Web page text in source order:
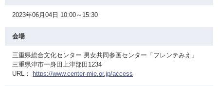
2023年06月04日 10:00～15:30
会場
三重県総合文化センター 男女共同参画センター「フレンテみえ」
三重県津市一身田上津部田1234
URL：
https://www.center-mie.or.jp/access